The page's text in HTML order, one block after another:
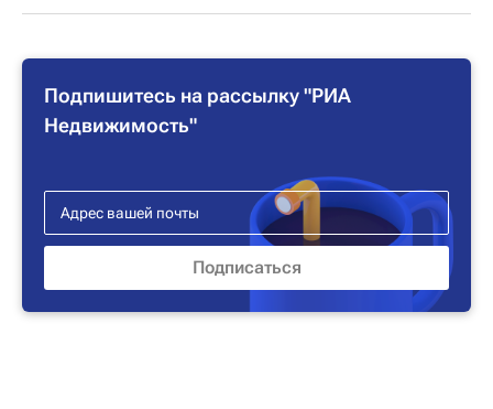
Подпишитесь на рассылку "РИА
Недвижимость"